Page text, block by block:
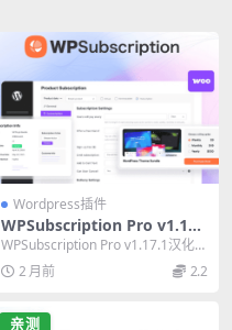
Wordpress插件
WPSubscription Pro v1.17.
1 终极WordPress订阅插件汉
化版
WPSubscription Pro v1.17.1汉化
版，WordPress订...
2 月前 2.2
亲测